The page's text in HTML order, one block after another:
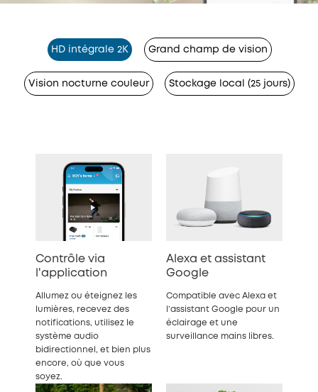
HD intégrale 2K Grand champ de vision
Vision nocturne couleur Stockage local (25 jours)
Contrôle via
l'application
Allumez ou éteignez les
lumières, recevez des
notifications, utilisez le
système audio
bidirectionnel, et bien plus
encore, où que vous
soyez.
Alexa et assistant
Google
Compatible avec Alexa et
l’assistant Google pour un
éclairage et une
surveillance mains libres.